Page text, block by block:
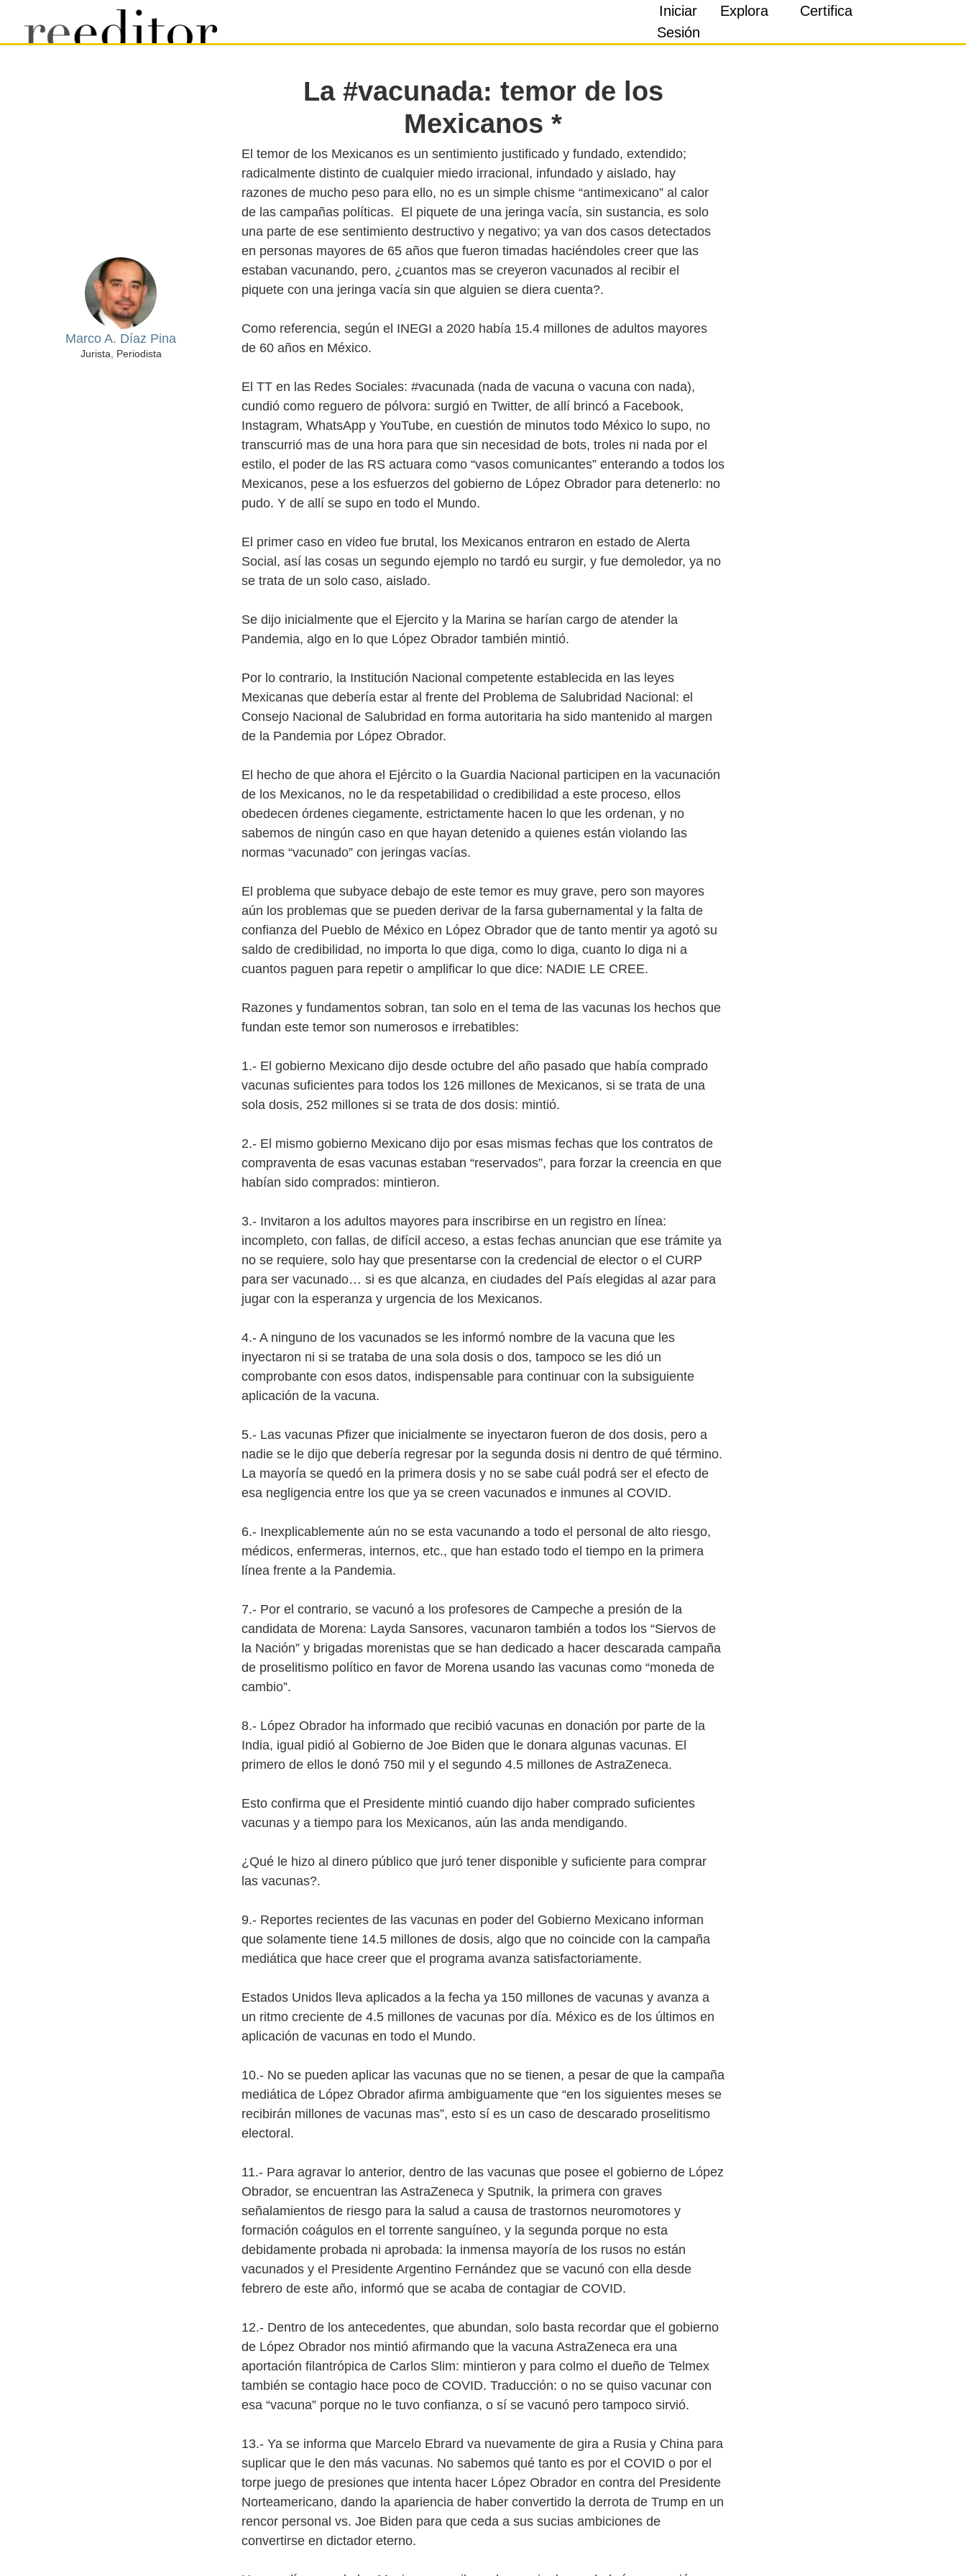
Iniciar
Sesión
Explora Certifica
Marco A. Díaz Pina
Jurista, Periodista
La #vacunada: temor de los
Mexicanos *
El temor de los Mexicanos es un sentimiento justificado y fundado, extendido;
radicalmente distinto de cualquier miedo irracional, infundado y aislado, hay
razones de mucho peso para ello, no es un simple chisme “antimexicano” al calor
de las campañas políticas. El piquete de una jeringa vacía, sin sustancia, es solo
una parte de ese sentimiento destructivo y negativo; ya van dos casos detectados
en personas mayores de 65 años que fueron timadas haciéndoles creer que las
estaban vacunando, pero, ¿cuantos mas se creyeron vacunados al recibir el
piquete con una jeringa vacía sin que alguien se diera cuenta?.
Como referencia, según el INEGI a 2020 había 15.4 millones de adultos mayores
de 60 años en México.
El TT en las Redes Sociales: #vacunada (nada de vacuna o vacuna con nada),
cundió como reguero de pólvora: surgió en Twitter, de allí brincó a Facebook,
Instagram, WhatsApp y YouTube, en cuestión de minutos todo México lo supo, no
transcurrió mas de una hora para que sin necesidad de bots, troles ni nada por el
estilo, el poder de las RS actuara como “vasos comunicantes” enterando a todos los
Mexicanos, pese a los esfuerzos del gobierno de López Obrador para detenerlo: no
pudo. Y de allí se supo en todo el Mundo.
El primer caso en video fue brutal, los Mexicanos entraron en estado de Alerta
Social, así las cosas un segundo ejemplo no tardó eu surgir, y fue demoledor, ya no
se trata de un solo caso, aislado.
Se dijo inicialmente que el Ejercito y la Marina se harían cargo de atender la
Pandemia, algo en lo que López Obrador también mintió.
Por lo contrario, la Institución Nacional competente establecida en las leyes
Mexicanas que debería estar al frente del Problema de Salubridad Nacional: el
Consejo Nacional de Salubridad en forma autoritaria ha sido mantenido al margen
de la Pandemia por López Obrador.
El hecho de que ahora el Ejército o la Guardia Nacional participen en la vacunación
de los Mexicanos, no le da respetabilidad o credibilidad a este proceso, ellos
obedecen órdenes ciegamente, estrictamente hacen lo que les ordenan, y no
sabemos de ningún caso en que hayan detenido a quienes están violando las
normas “vacunado” con jeringas vacías.
El problema que subyace debajo de este temor es muy grave, pero son mayores
aún los problemas que se pueden derivar de la farsa gubernamental y la falta de
confianza del Pueblo de México en López Obrador que de tanto mentir ya agotó su
saldo de credibilidad, no importa lo que diga, como lo diga, cuanto lo diga ni a
cuantos paguen para repetir o amplificar lo que dice: NADIE LE CREE.
Razones y fundamentos sobran, tan solo en el tema de las vacunas los hechos que
fundan este temor son numerosos e irrebatibles:
1.- El gobierno Mexicano dijo desde octubre del año pasado que había comprado
vacunas suficientes para todos los 126 millones de Mexicanos, si se trata de una
sola dosis, 252 millones si se trata de dos dosis: mintió.
2.- El mismo gobierno Mexicano dijo por esas mismas fechas que los contratos de
compraventa de esas vacunas estaban “reservados”, para forzar la creencia en que
habían sido comprados: mintieron.
3.- Invitaron a los adultos mayores para inscribirse en un registro en línea:
incompleto, con fallas, de difícil acceso, a estas fechas anuncian que ese trámite ya
no se requiere, solo hay que presentarse con la credencial de elector o el CURP
para ser vacunado… si es que alcanza, en ciudades del País elegidas al azar para
jugar con la esperanza y urgencia de los Mexicanos.
4.- A ninguno de los vacunados se les informó nombre de la vacuna que les
inyectaron ni si se trataba de una sola dosis o dos, tampoco se les dió un
comprobante con esos datos, indispensable para continuar con la subsiguiente
aplicación de la vacuna.
5.- Las vacunas Pfizer que inicialmente se inyectaron fueron de dos dosis, pero a
nadie se le dijo que debería regresar por la segunda dosis ni dentro de qué término.
La mayoría se quedó en la primera dosis y no se sabe cuál podrá ser el efecto de
esa negligencia entre los que ya se creen vacunados e inmunes al COVID.
6.- Inexplicablemente aún no se esta vacunando a todo el personal de alto riesgo,
médicos, enfermeras, internos, etc., que han estado todo el tiempo en la primera
línea frente a la Pandemia.
7.- Por el contrario, se vacunó a los profesores de Campeche a presión de la
candidata de Morena: Layda Sansores, vacunaron también a todos los “Siervos de
la Nación” y brigadas morenistas que se han dedicado a hacer descarada campaña
de proselitismo político en favor de Morena usando las vacunas como “moneda de
cambio”.
8.- López Obrador ha informado que recibió vacunas en donación por parte de la
India, igual pidió al Gobierno de Joe Biden que le donara algunas vacunas. El
primero de ellos le donó 750 mil y el segundo 4.5 millones de AstraZeneca.
Esto confirma que el Presidente mintió cuando dijo haber comprado suficientes
vacunas y a tiempo para los Mexicanos, aún las anda mendigando.
¿Qué le hizo al dinero público que juró tener disponible y suficiente para comprar
las vacunas?.
9.- Reportes recientes de las vacunas en poder del Gobierno Mexicano informan
que solamente tiene 14.5 millones de dosis, algo que no coincide con la campaña
mediática que hace creer que el programa avanza satisfactoriamente.
Estados Unidos lleva aplicados a la fecha ya 150 millones de vacunas y avanza a
un ritmo creciente de 4.5 millones de vacunas por día. México es de los últimos en
aplicación de vacunas en todo el Mundo.
10.- No se pueden aplicar las vacunas que no se tienen, a pesar de que la campaña
mediática de López Obrador afirma ambiguamente que “en los siguientes meses se
recibirán millones de vacunas mas”, esto sí es un caso de descarado proselitismo
electoral.
11.- Para agravar lo anterior, dentro de las vacunas que posee el gobierno de López
Obrador, se encuentran las AstraZeneca y Sputnik, la primera con graves
señalamientos de riesgo para la salud a causa de trastornos neuromotores y
formación coágulos en el torrente sanguíneo, y la segunda porque no esta
debidamente probada ni aprobada: la inmensa mayoría de los rusos no están
vacunados y el Presidente Argentino Fernández que se vacunó con ella desde
febrero de este año, informó que se acaba de contagiar de COVID.
12.- Dentro de los antecedentes, que abundan, solo basta recordar que el gobierno
de López Obrador nos mintió afirmando que la vacuna AstraZeneca era una
aportación filantrópica de Carlos Slim: mintieron y para colmo el dueño de Telmex
también se contagio hace poco de COVID. Traducción: o no se quiso vacunar con
esa “vacuna” porque no le tuvo confianza, o sí se vacunó pero tampoco sirvió.
13.- Ya se informa que Marcelo Ebrard va nuevamente de gira a Rusia y China para
suplicar que le den más vacunas. No sabemos qué tanto es por el COVID o por el
torpe juego de presiones que intenta hacer López Obrador en contra del Presidente
Norteamericano, dando la apariencia de haber convertido la derrota de Trump en un
rencor personal vs. Joe Biden para que ceda a sus sucias ambiciones de
convertirse en dictador eterno.